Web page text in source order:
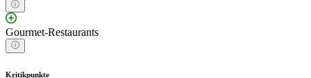
Gourmet-Restaurants
Kritikpunkte